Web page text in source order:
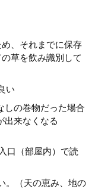
、それまでに保存
草を飲み識別して
い
しの巻物だった場合
出来なくなる
口（部屋内）で読
。（天の恵み、地の